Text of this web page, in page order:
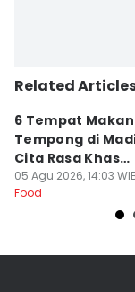
Related
6 Tempat
Tempong di
Cita Rasa Khas
Banyuwangi
05 Agu 2026, 14:03
Food